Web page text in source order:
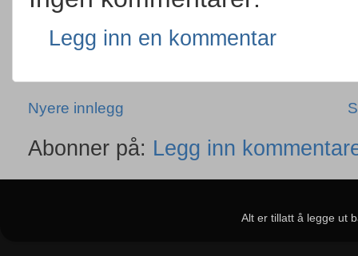
Legg inn en kommentar
Nyere innlegg
Abonner på: Legg inn
Alt er tillatt å legge ut